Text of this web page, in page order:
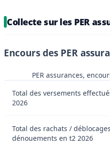
Collecte sur les PER
Encours des PER
PER assurances,
Total des versements
2026
Total des rachats /
dénouements en t2 2026